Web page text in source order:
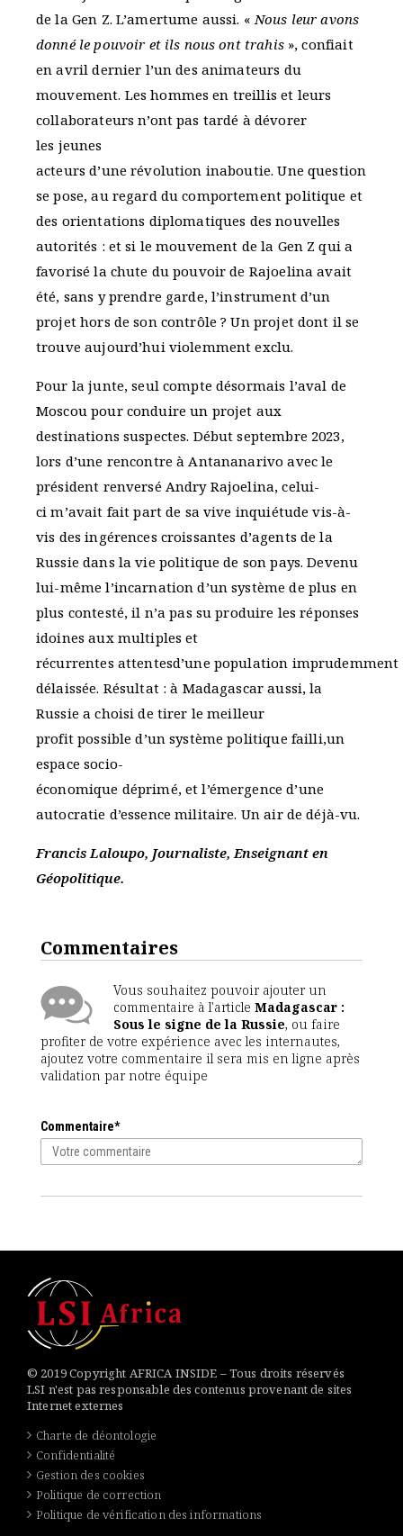
de la Gen Z. L’amertume aussi. «Nous leur avons
donné le pouvoir et ils nous ont trahis», confiait
en avril dernier l’un des animateurs du
mouvement. Les hommes en treillis et leurs
collaborateurs n’ont pas tardé à dévorer
les jeunes
acteurs d’une révolution inaboutie. Une question
se pose, au regard du comportement politique et
des orientations diplomatiques des nouvelles
autorités : et si le mouvement de la Gen Z qui a
favorisé la chute du pouvoir de Rajoelina avait
été, sans y prendre garde, l’instrument d’un
projet hors de son contrôle ? Un projet dont il se
trouve aujourd’hui violemment exclu.
Pour la junte, seul compte désormais l’aval de
Moscou pour conduire un projet aux
destinations suspectes. Début septembre 2023,
lors d’une rencontre à Antananarivo avec le
président renversé Andry Rajoelina, celui-
ci m’avait fait part de sa vive inquiétude vis-à-
vis des ingérences croissantes d’agents de la
Russie dans la vie politique de son pays. Devenu
lui-même l’incarnation d’un système de plus en
plus contesté, il n’a pas su produire les réponses
idoines aux multiples et
récurrentes attentesd’une population imprudemment
délaissée. Résultat : à Madagascar aussi, la
Russie a choisi de tirer le meilleur
profit possible d’un système politique failli,un
espace socio-
économique déprimé, et l’émergence d’une
autocratie d’essence militaire. Un air de déjà-vu.
Francis Laloupo, Journaliste, Enseignant en
Géopolitique.
Commentaires
Vous souhaitez pouvoir ajouter un
commentaire à l'article Madagascar :
Sous le signe de la Russie, ou faire
profiter de votre expérience avec les internautes,
ajoutez votre commentaire il sera mis en ligne après
validation par notre équipe
Commentaire*
© 2019 Copyright AFRICA INSIDE – Tous droits réservés
LSI n'est pas responsable des contenus provenant de sites
Internet externes
Charte de déontologie
Confidentialité
Gestion des cookies
Politique de correction
Politique de vérification des informations